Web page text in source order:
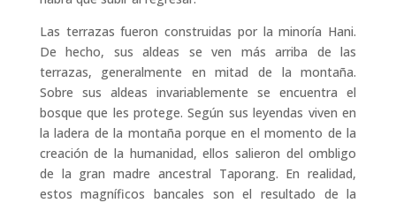
Las terrazas fueron construidas por la minoría Hani.
De hecho, sus aldeas se ven más arriba de las
terrazas, generalmente en mitad de la montaña.
Sobre sus aldeas invariablemente se encuentra el
bosque que les protege. Según sus leyendas viven en
la ladera de la montaña porque en el momento de la
creación de la humanidad, ellos salieron del ombligo
de la gran madre ancestral Taporang. En realidad,
estos magníficos bancales son el resultado de la